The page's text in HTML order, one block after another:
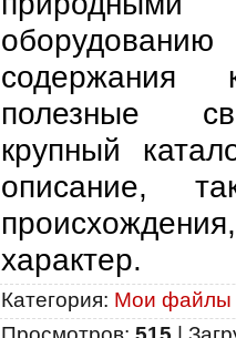
полезные
крупный
описание,
характер.
Категория: Мои файлы